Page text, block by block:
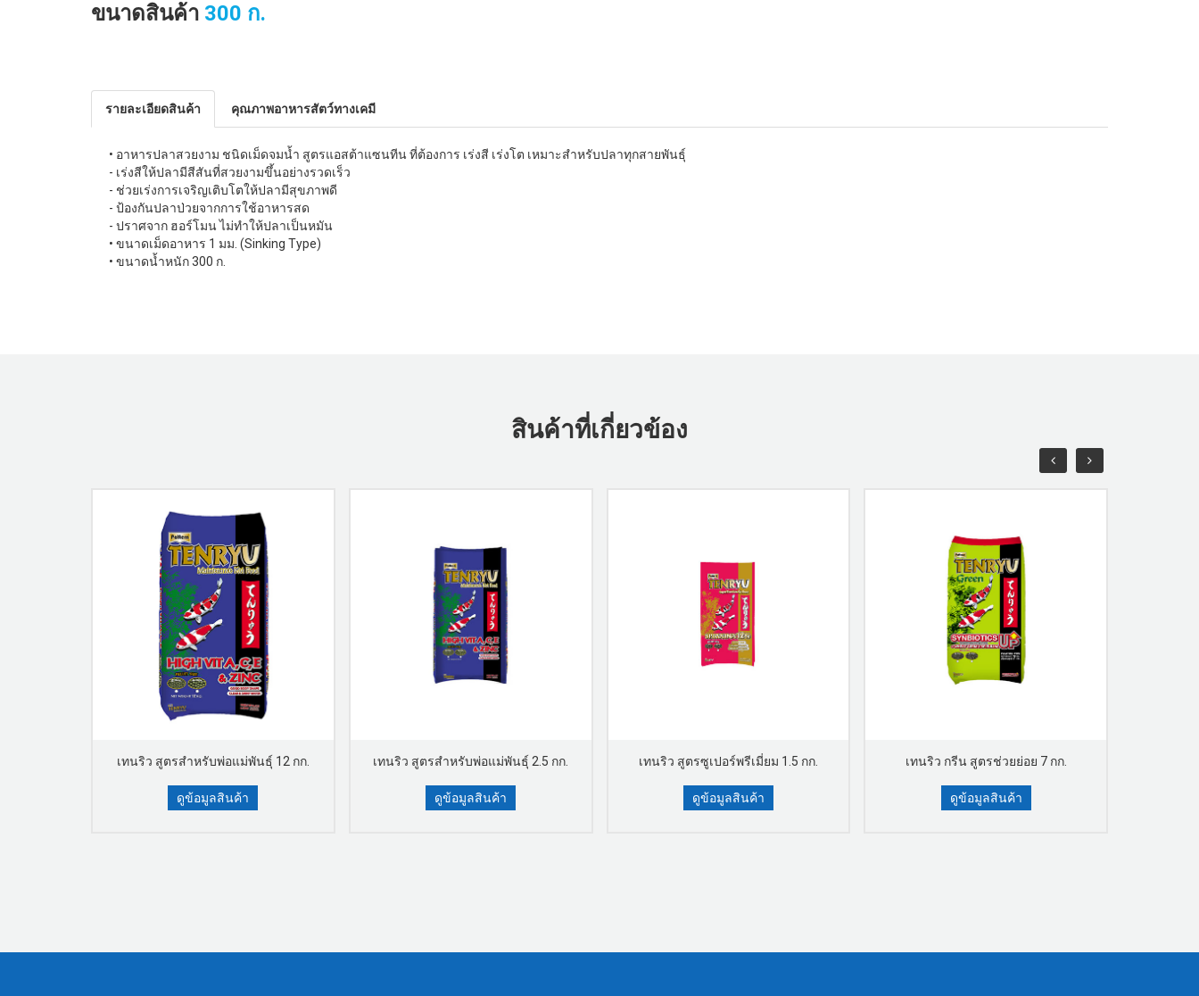
ขนาดสินค้า 300 ก.
รายละเอียดสินค้า คุณภาพอาหารสัตว์ทางเคมี
• อาหารปลาสวยงาม ชนิดเม็ดจมน้ำ สูตรแอสต้าแซนทีน ที่ต้องการ เร่งสี เร่งโต เหมาะสำหรับปลาทุกสายพันธุ์
- เร่งสีให้ปลามีสีสันที่สวยงามขึ้นอย่างรวดเร็ว
- ช่วยเร่งการเจริญเติบโตให้ปลามีสุขภาพดี
- ป้องกันปลาป่วยจากการใช้อาหารสด
- ปราศจาก ฮอร์โมน ไม่ทำให้ปลาเป็นหมัน
• ขนาดเม็ดอาหาร 1 มม. (Sinking Type)
• ขนาดนํ้าหนัก 300 ก.
สินค้าที่เกี่ยวข้อง
เทนริว สูตรสำหรับพ่อแม่พันธุ์ 12 กก.
ดูข้อมูลสินค้า
เทนริว สูตรสำหรับพ่อแม่พันธุ์ 2.5 กก.
ดูข้อมูลสินค้า
เทนริว สูตรซูเปอร์พรีเมี่ยม 1.5 กก.
ดูข้อมูลสินค้า
เทนริว กรีน สูตรช่วยย่อย 7 กก.
ดูข้อมูลสินค้า